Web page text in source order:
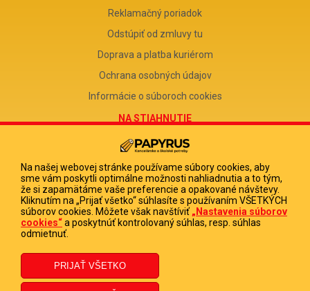
Reklamačný poriadok
Odstúpiť od zmluvy tu
Doprava a platba kuriérom
Ochrana osobných údajov
Informácie o súboroch cookies
NA STIAHNUTIE
Reklamačný formulár
Odstúpenie od zmluvy
Poučenie o odstúpení od zmluvy
FIRMA
PAPYRUS POPRAD, s.r.o.
DIČ 2020513880
Na našej webovej stránke používame súbory cookies, aby
sme vám poskytli optimálne možnosti nahliadnutia a to tým,
že si zapamätáme vaše preferencie a opakované návštevy.
Kliknutím na „Prijať všetko“ súhlasíte s používaním VŠETKÝCH
súborov cookies. Môžete však navštíviť „Nastavenia súborov
cookies“a poskytnúť kontrolovaný súhlas, resp. súhlas
odmietnuť.